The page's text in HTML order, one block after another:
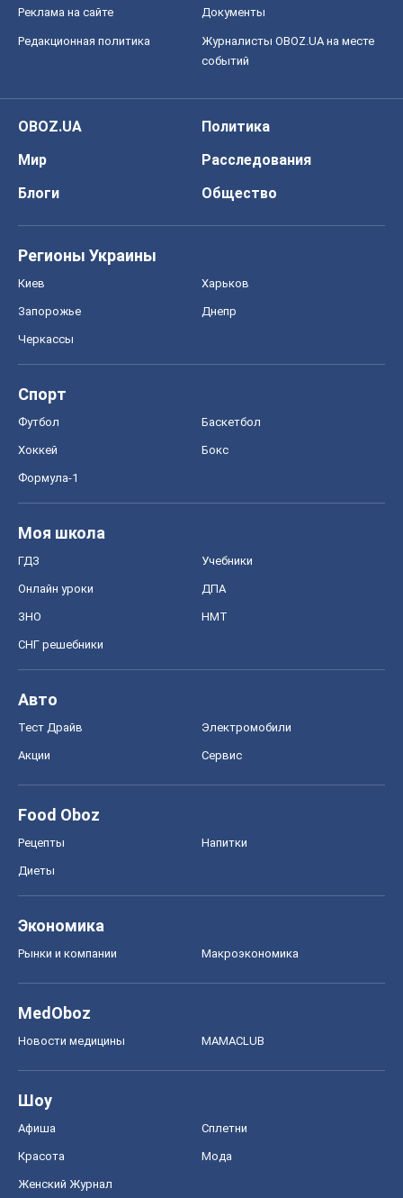
Реклама на сайте Документы
Редакционная политика
Журналисты OBOZ.UA на месте
событий
OBOZ.UA
Политика
Мир
Расследования
Блоги
Общество
Регионы Украины
Киев Харьков
Запорожье Днепр
Черкассы
Спорт
Футбол Баскетбол
Хоккей Бокс
Формула-1
Моя школа
ГДЗ Учебники
Онлайн уроки ДПА
ЗНО НМТ
СНГ решебники
Авто
Тест Драйв Электромобили
Акции Сервис
Food Oboz
Рецепты Напитки
Диеты
Экономика
Рынки и компании Mакроэкономика
MedOboz
Новости медицины MAMACLUB
Шоу
Афиша Сплетни
Красота Мода
Женский Журнал